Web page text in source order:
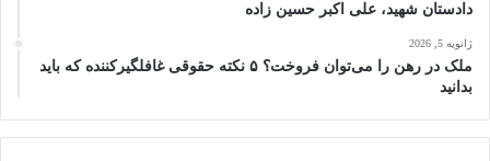
دادستان شهید، علی اکبر حسین زاده
ژانویه 5, 2026
ملک در رهن را می‌توان فروخت؟ ۵ نکته حقوقی غافلگیرکننده که باید
بدانید